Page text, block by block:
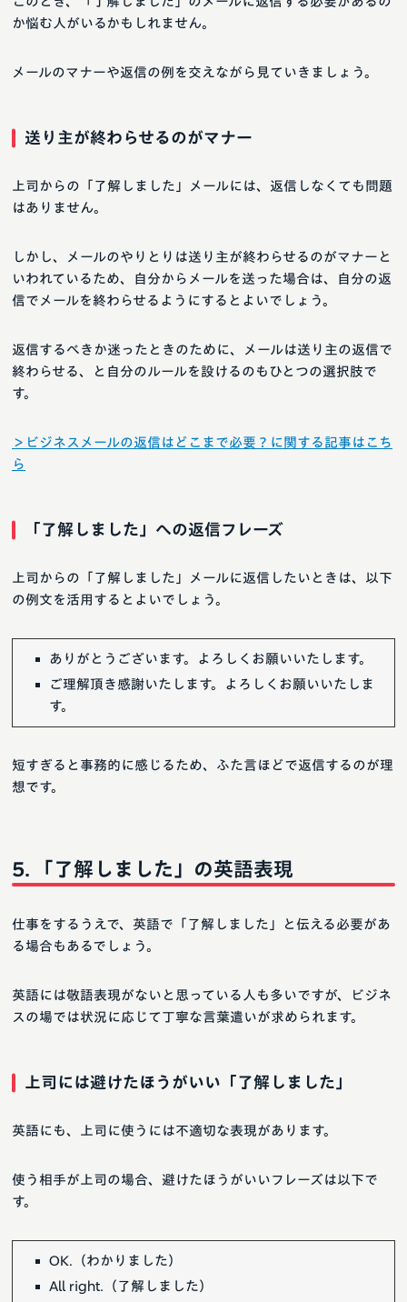
か悩む人がいるかもしれません。
メールのマナーや返信の例を交えながら見ていきましょう。
送り主が終わらせるのがマナー
上司からの「了解しました」メールには、返信しなくても問題
はありません。
しかし、メールのやりとりは送り主が終わらせるのがマナーと
いわれているため、自分からメールを送った場合は、自分の返
信でメールを終わらせるようにするとよいでしょう。
返信するべきか迷ったときのために、メールは送り主の返信で
終わらせる、と自分のルールを設けるのもひとつの選択肢で
す。
＞ビジネスメールの返信はどこまで必要？に関する記事はこち
ら
「了解しました」への返信フレーズ
上司からの「了解しました」メールに返信したいときは、以下
の例文を活用するとよいでしょう。
ありがとうございます。よろしくお願いいたします。
ご理解頂き感謝いたします。よろしくお願いいたしま
す。
短すぎると事務的に感じるため、ふた言ほどで返信するのが理
想です。
「了解しました」の英語表現
仕事をするうえで、英語で「了解しました」と伝える必要があ
る場合もあるでしょう。
英語には敬語表現がないと思っている人も多いですが、ビジネ
スの場では状況に応じて丁寧な言葉遣いが求められます。
上司には避けたほうがいい「了解しました」
英語にも、上司に使うには不適切な表現があります。
使う相手が上司の場合、避けたほうがいいフレーズは以下で
す。
OK.（わかりました）
All right.（了解しました）